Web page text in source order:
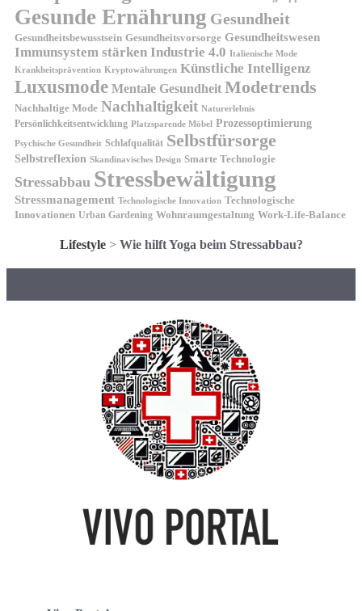
Gesunde Ernährung Gesundheit
Gesundheitsbewusstsein Gesundheitsvorsorge Gesundheitswesen
Immunsystem stärken Industrie 4.0 Italienische Mode
Krankheitsprävention Kryptowährungen Künstliche Intelligenz
Luxusmode Mentale Gesundheit Modetrends
Nachhaltige Mode Nachhaltigkeit Naturerlebnis
Persönlichkeitsentwicklung Platzsparende Möbel Prozessoptimierung
Psychische Gesundheit Schlafqualität Selbstfürsorge
Selbstreflexion Skandinavisches Design Smarte Technologie
Stressabbau Stressbewältigung
Stressmanagement Technologische Innovation Technologische
Innovationen Urban Gardening Wohnraumgestaltung Work-Life-Balance
Lifestyle> Wie hilft Yoga beim Stressabbau?